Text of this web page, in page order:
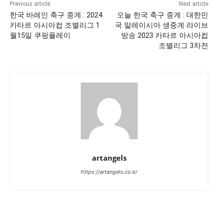
Previous article
한국 바레인 축구 중계 : 2024
카타르 아시아컵 조별리그 1
월15일 쿠팡플레이
Next article
오늘 한국 축구 중계 : 대한민
국 말레이시아 생중계 라이브
방송 2023 카타르 아시아컵
조별리그 3차전
artangels
https://artangels.co.kr